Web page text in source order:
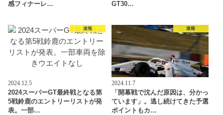
感フィナーレ…
GT30…
速報
2024.12.5
2024スーパーGT最終戦となる第
5戦鈴鹿のエントリーリストが発
表。一部…
速報
2024.11.7
「開幕戦で沈んだ原因は、分かっ
ています」。逃し続けてきた予選
ポイントもカ…